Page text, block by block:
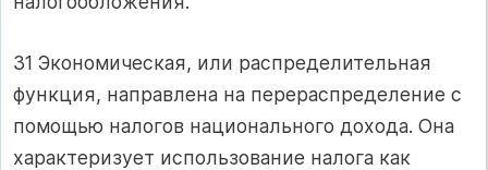
31 Экономическая, или распределительная
функция, направлена на перераспределение с
помощью налогов национального дохода. Она
характеризует использование налога как